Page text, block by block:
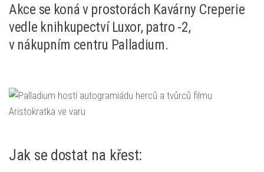
Akce se koná v prostorách Kavárny Creperie
vedle knihkupectví Luxor, patro -2,
v nákupním centru Palladium.
Jak se dostat na křest: